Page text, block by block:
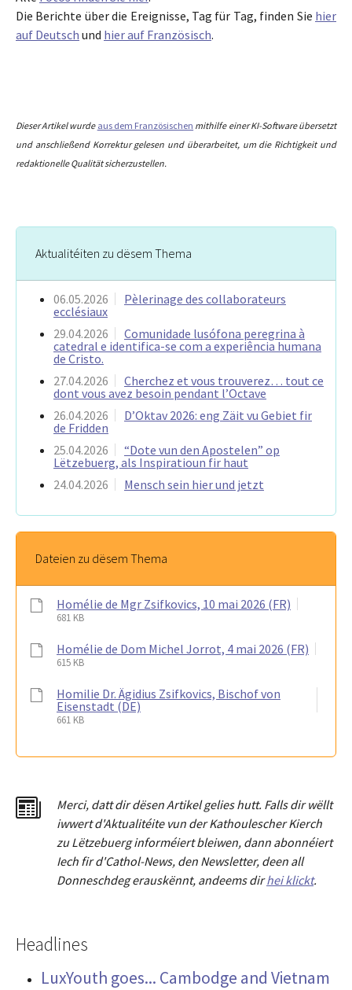
Die Berichte über die Ereignisse, Tag für Tag, finden Sie hier
auf Deutsch und hier auf Französisch.
Dieser Artikel wurde aus dem Französischen mithilfe einer KI-Software übersetzt
und anschließend Korrektur gelesen und überarbeitet, um die Richtigkeit und
redaktionelle Qualität sicherzustellen.
Aktualitéiten zu dësem Thema
06.05.2026
Pèlerinage des collaborateurs
ecclésiaux
29.04.2026
Comunidade lusófona peregrina à
catedral e identifica-se com a experiência humana
de Cristo.
27.04.2026
Cherchez et vous trouverez… tout ce
dont vous avez besoin pendant l’Octave
26.04.2026
D’Oktav 2026: eng Zäit vu Gebiet fir
de Fridden
25.04.2026
“Dote vun den Apostelen” op
Lëtzebuerg, als Inspiratioun fir haut
24.04.2026
Mensch sein hier und jetzt
Dateien zu dësem Thema
Homélie de Mgr Zsifkovics, 10 mai 2026 (FR)
681 KB
Homélie de Dom Michel Jorrot, 4 mai 2026 (FR)
615 KB
Homilie Dr. Ägidius Zsifkovics, Bischof von
Eisenstadt (DE)
661 KB
Merci, dattdir dësen Artikel gelies hutt. Falls dir wëllt
iwwert d'Aktualitéite vun der Kathoulescher Kierch
zu Lëtzebuerg informéiert bleiwen, dann abonnéiert
Iech fir d'Cathol-News, den Newsletter, deen all
Donneschdeg erauskënnt, andeems dirhei klickt.
Headlines
LuxYouth goes... Cambodge and Vietnam